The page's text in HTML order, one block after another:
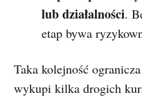
lub działalności.
etap bywa
Taka kolejność
wykupi kilka drogich